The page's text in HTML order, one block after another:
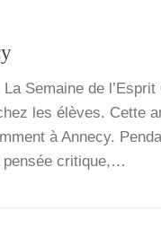
Semaine de l’Es­prit
les élèves. Cette
à Anne­cy.
pen­sée cri­tique,…